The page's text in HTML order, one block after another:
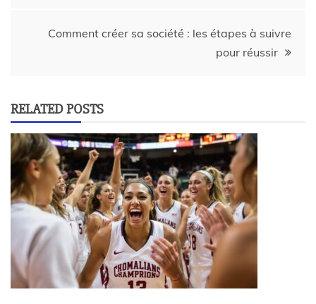
Comment créer sa société : les étapes à suivre
pour réussir
RELATED POSTS